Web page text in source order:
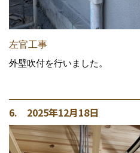
左官工事
外壁吹付を行いました。
6. 2025年12月18日